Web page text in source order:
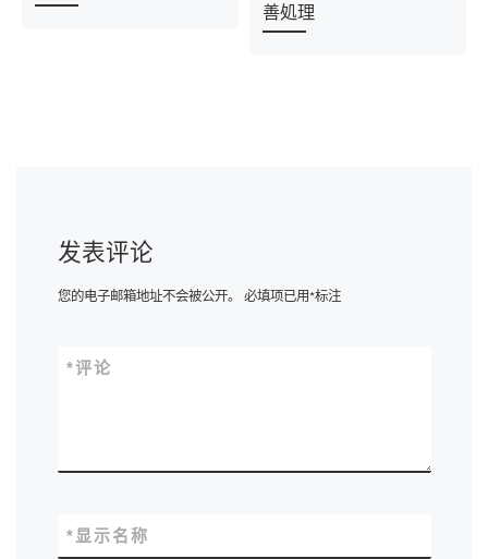
善処理
发表评论
您的电子邮箱地址不会被公开。 必填项已用*标注
评论
*
显示名称
*